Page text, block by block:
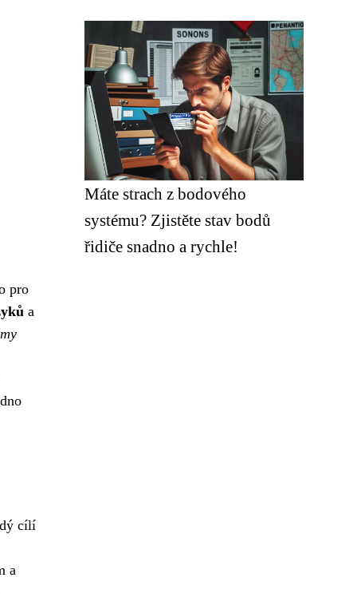
pro
a
cílí
a
Máte strach z bodového
systému? Zjistěte stav bodů
řidiče snadno a rychle!